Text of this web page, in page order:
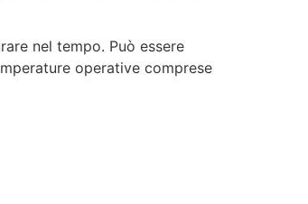
nel tempo. Può essere
operative comprese